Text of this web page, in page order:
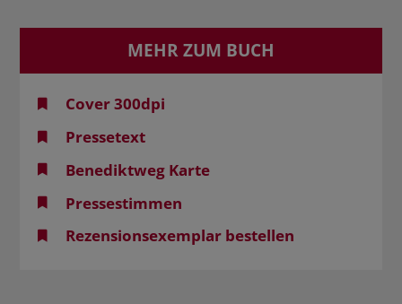
MEHR ZUM BUCH
Cover 300dpi
Pressetext
Benediktweg Karte
Pressestimmen
Rezensionsexemplar bestellen